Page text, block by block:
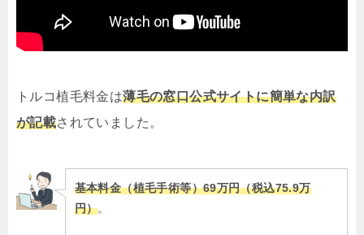
トルコ植毛料金は薄毛の窓口公式サイトに簡単な内訳
が記載されていました。
基本料金（植毛手術等）69万円（税込75.9万
円）。